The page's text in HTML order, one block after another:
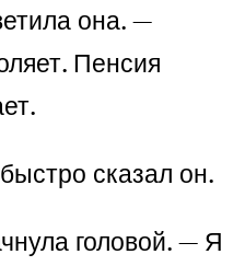
она. —
Пенсия
сказал он.
головой. — Я